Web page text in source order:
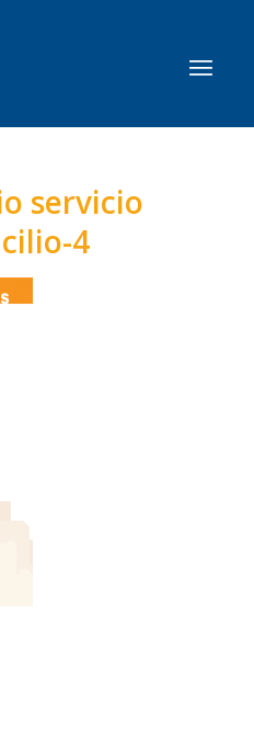
servicio
4